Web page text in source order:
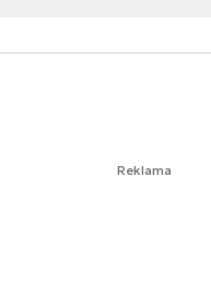
Reklama